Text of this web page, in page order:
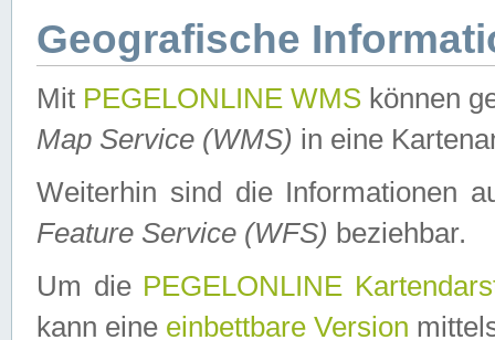
Geografische
Mit PEGELONLINE WMS können
Map Service (WMS) in eine
Weiterhin sind die Informationen
Feature Service (WFS) beziehbar.
Um die PEGELONLINE
kann eine einbettbare Version